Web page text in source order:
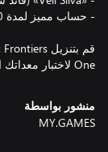
One لاختبار معداتك الجديدة في المعركة!
منشور بواسطة
MY.GAMES